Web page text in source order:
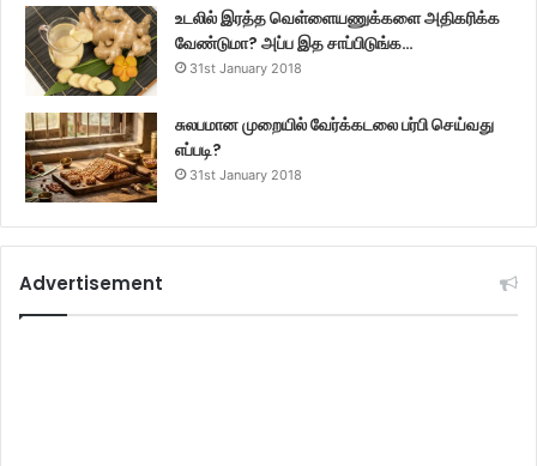
உடலில் இரத்த வெள்ளையணுக்களை அதிகரிக்க
வேண்டுமா? அப்ப இத சாப்பிடுங்க…
31st January 2018
சுலபமான முறையில் வேர்க்கடலை பர்பி செய்வது
எப்படி?
31st January 2018
Advertisement